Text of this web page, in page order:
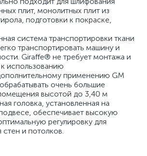
плит, монолитных плит из
подготовки к покраске,
система транспортировки ткани
транспортировать машину и
Giraffe® не требует монтажа и
к использованию
применению GM
очень большие
высотой до 3,40 м
головка, установленная на
обеспечивает высокую
регулировку для
и потолков.